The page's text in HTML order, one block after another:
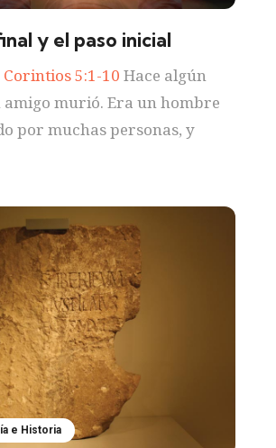
y el paso inicial
Corintios 5:1-10 Hace algún
murió. Era un hombre
por muchas personas, y
e Historia